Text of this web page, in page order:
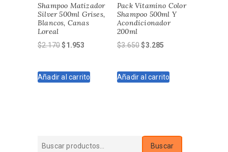
Shampoo Matizador
Silver 500ml Grises,
Blancos, Canas
Loreal
$2.170El
era:
$1.953
es:
Añadir al carrito
Pack Vitamino Color
Shampoo 500ml Y
Acondicionador
200ml
$3.650El
era:
$3.285
es:
Añadir al carrito
Buscar
Buscar